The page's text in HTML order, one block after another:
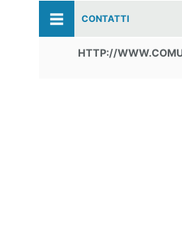
CONTATTI
HTTP://